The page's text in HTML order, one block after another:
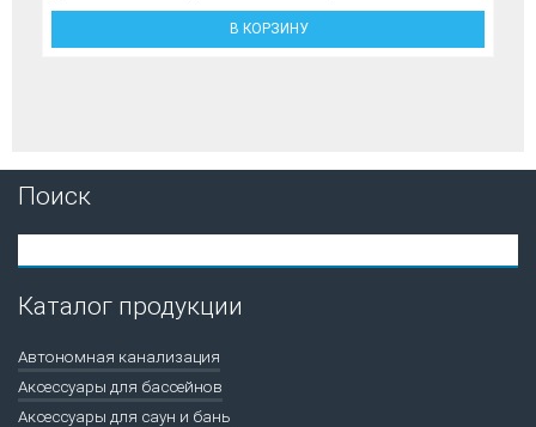
В КОРЗИНУ
Поиск
Каталог продукции
Автономная канализация
Аксессуары для бассейнов
Аксессуары для саун и бань